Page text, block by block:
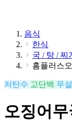
음식
한식
국 / 탕 / 찌
홈플러스
저탄수 고단백 무
오징어무